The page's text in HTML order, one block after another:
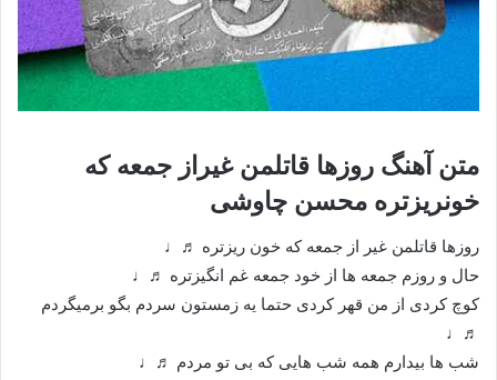
متن آهنگ روزها قاتلمن غیراز جمعه که
خونریزتره محسن چاوشی
روزها قاتلمن غیر از جمعه که خون ریزتره ♬♩
حال و روزم جمعه ها از خود جمعه غم انگیزتره ♬♩
کوچ کردی از من قهر کردی حتما یه زمستون سردم بگو برمیگردم
♬♩
شب ها بیدارم همه شب هایی که بی تو مردم ♬♩